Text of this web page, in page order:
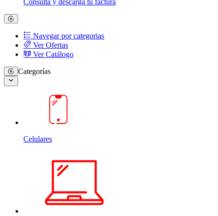
Navegar por categorias
Ver Ofertas
Ver Catálogo
Categorías
Celulares